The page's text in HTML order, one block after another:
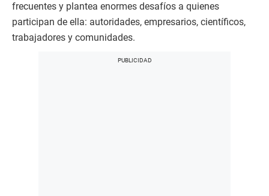
frecuentes y plantea enormes desafíos a quienes
participan de ella: autoridades, empresarios, científicos,
trabajadores y comunidades.